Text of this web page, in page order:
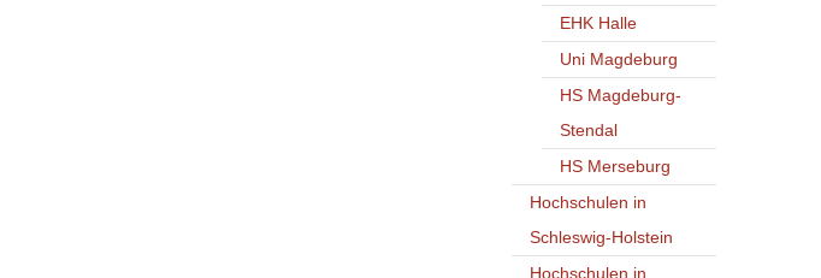
EHK Halle
Uni Magdeburg
HS Magdeburg-
Stendal
HS Merseburg
Hochschulen in
Schleswig-Holstein
Hochschulen in